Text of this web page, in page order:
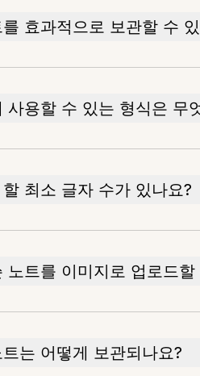
효과적으로 보관할 수
사용할 수 있는 형식은 무
최소 글자 수가 있나요?
노트를 이미지로 업로드할
는 어떻게 보관되나요?